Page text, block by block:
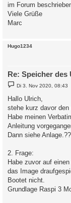
im Forum
Viele Grüße
Marc
Hugo1234
Re: Speicher
B
e
i
t
r
a
g
Di 3. Nov 2020, 08:43
Hallo Ulrich,
stehe kurz davor
Habe meinen
Anleitung
Dann siehe
2. Frage:
Habe zuvor auf
das Image
Bootet nicht.
Grundlage Raspi 3